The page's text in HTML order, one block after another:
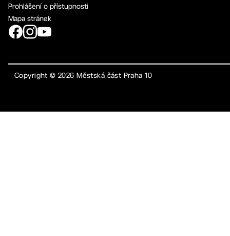
Prohlášení o přístupnosti
Mapa stránek
Copyright ©2026 Městská část Praha 10